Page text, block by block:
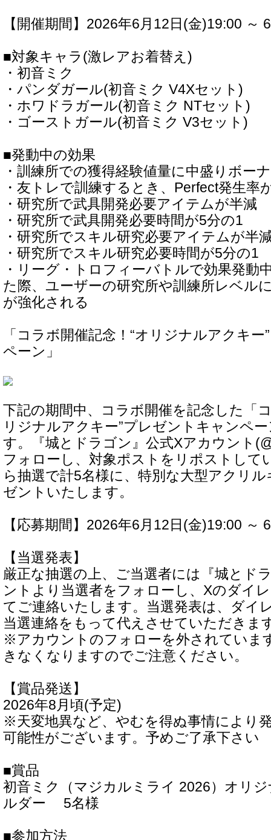
【開催期間】2026年6月12日(金)19:00 ～
■対象キャラ(激レアお着替え)
・初音ミク
・パンダガール(初音ミク V4Xセット)
・ホワドラガール(初音ミク NTセット)
・ゴーストガール(初音ミク V3セット)
■発動中の効果
・訓練所での獲得経験値量に中盛りボー
・友トレで訓練するとき、Perfect発生率
・研究所で武具開発必要アイテムが半減
・研究所で武具開発必要時間が5分の1
・研究所でスキル研究必要アイテムが半
・研究所でスキル研究必要時間が5分の1
・リーグ・トロフィーバトルで効果発動
た際、ユーザーの研究所や訓練所レベル
が強化される
「コラボ開催記念！“オリジナルアクキ
ペーン」
下記の期間中、コラボ開催を記念した「
リジナルアクキー”プレゼントキャンペ
す。『城とドラゴン』公式Xアカウント
フォローし、対象ポストをリポストして
ら抽選で計5名様に、特別な大型アクリ
ゼントいたします。
【応募期間】2026年6月12日(金)19:00 ～
【当選発表】
厳正な抽選の上、ご当選者には『城とド
ントより当選者をフォローし、Xのダイ
てご連絡いたします。当選発表は、ダイ
当選連絡をもって代えさせていただきま
※アカウントのフォローを外されていま
きなくなりますのでご注意ください。
【賞品発送】
2026年8月頃(予定)
※天変地異など、やむを得ぬ事情により
可能性がございます。予めご了承下さい
■賞品
初音ミク（マジカルミライ 2026）オリ
ルダー 5名様
■参加方法